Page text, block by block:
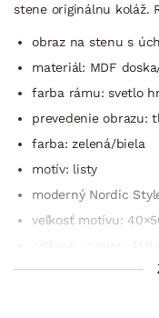
stene originálnu koláž.
obraz na stenu s
materiál: MDF
farba rámu: svetlo
prevedenie obrazu:
farba: zelená/biela
motív: listy
moderný Nordic
veľkosť motívu:
spôsob